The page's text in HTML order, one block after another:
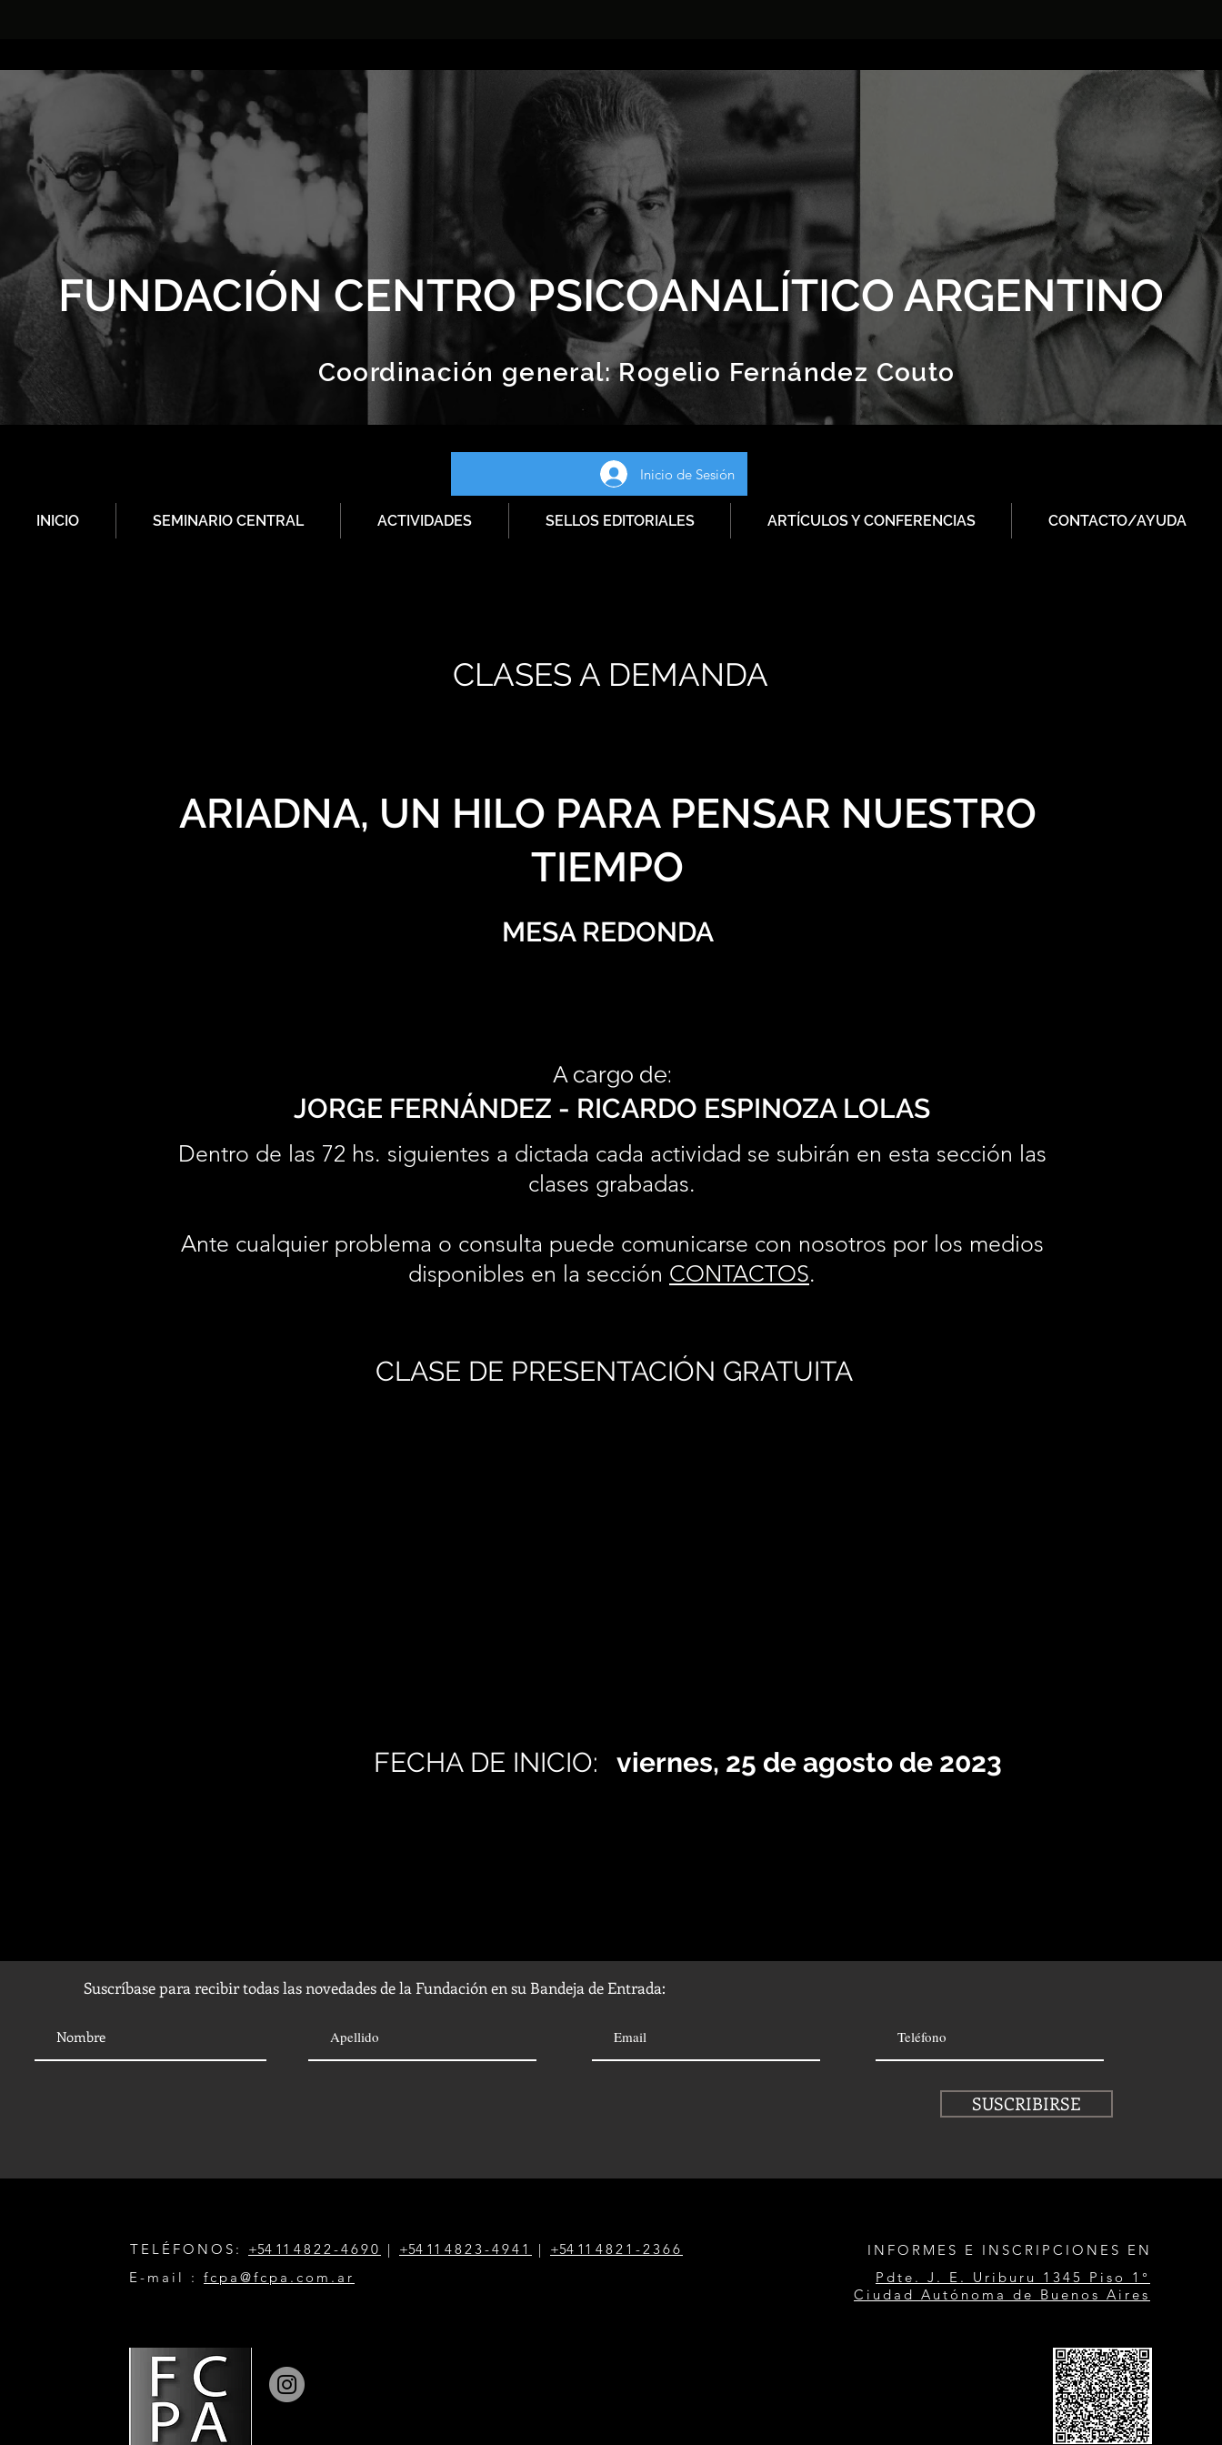
FUNDACIÓN CENTRO PSICOANALÍTICO ARGENTINO
Coordinación general:Rogelio Fernández Couto
Inicio de Sesión
INICIO SEMINARIO CENTRAL ACTIVIDADES SELLOS EDITORIALES ARTÍCULOS Y CONFERENCIAS CONTACTO/AYUDA
CLASES A DEMANDA
ARIADNA, UN HILO PARA PENSAR NUESTRO
TIEMPO
MESA REDONDA
A cargo de:
JORGE FERNÁNDEZ - RICARDO ESPINOZA LOLAS
Dentro de las 72 hs. siguientes a dictada cada actividad se subirán en esta sección las
clases grabadas.
Ante cualquier problema o consulta puede comunicarse con nosotros por los medios
disponibles en la sección CONTACTOS.
CLASE DE PRESENTACIÓN GRATUITA
FECHA DE INICIO: viernes, 25 de agosto de 2023
Suscríbase para recibir todas las novedades de la Fundación en su Bandeja de Entrada:
SUSCRIBIRSE
TELÉFONOS: +54 11 4822-4690 | +54 1 1 4823-4941 | +54 1 1 4821-2366
E-mail : fcpa@fcpa.com.ar
INFORMES E INSCRIPCIONES EN
Pdte. J. E. Uriburu 1345 Piso 1°
Ciudad Autónoma de Buenos Aires